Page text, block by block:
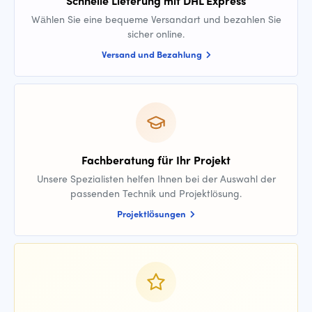
Wählen Sie eine bequeme Versandart und bezahlen Sie
sicher online.
Versand und Bezahlung
Fachberatung für Ihr Projekt
Unsere Spezialisten helfen Ihnen bei der Auswahl der
passenden Technik und Projektlösung.
Projektlösungen